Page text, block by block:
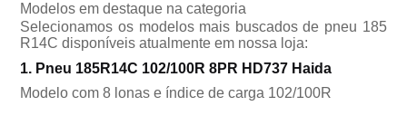
Modelos em destaque na categoria
Selecionamos os modelos mais buscados de pneu 185
R14C disponíveis atualmente em nossa loja:
1. Pneu 185R14C 102/100R 8PR HD737 Haida
Modelo com 8 lonas e índice de carga 102/100R